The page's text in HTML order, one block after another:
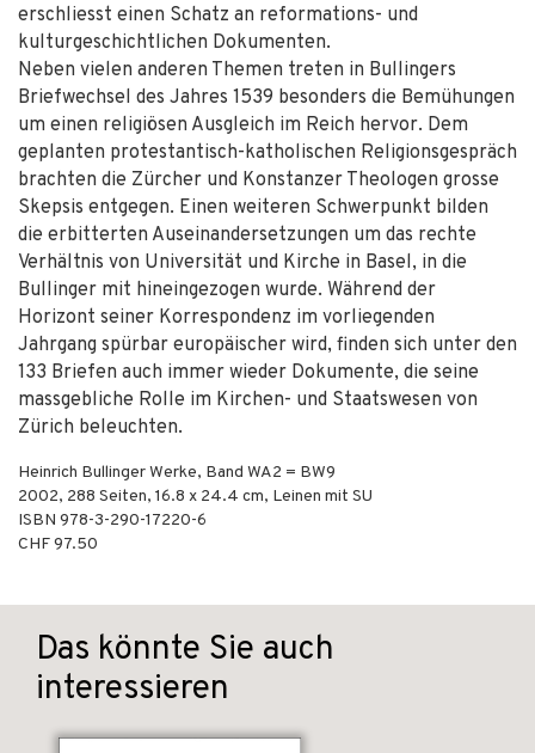
erschliesst einen Schatz an reformations- und
kulturgeschichtlichen Dokumenten.
Neben vielen anderen Themen treten in Bullingers
Briefwechsel des Jahres 1539 besonders die Bemühungen
um einen religiösen Ausgleich im Reich hervor. Dem
geplanten protestantisch-katholischen Religionsgespräch
brachten die Zürcher und Konstanzer Theologen grosse
Skepsis entgegen. Einen weiteren Schwerpunkt bilden
die erbitterten Auseinandersetzungen um das rechte
Verhältnis von Universität und Kirche in Basel, in die
Bullinger mit hineingezogen wurde. Während der
Horizont seiner Korrespondenz im vorliegenden
Jahrgang spürbar europäischer wird, finden sich unter den
133 Briefen auch immer wieder Dokumente, die seine
massgebliche Rolle im Kirchen- und Staatswesen von
Zürich beleuchten.
Heinrich Bullinger Werke, Band WA2 = BW9
2002, 288 Seiten, 16.8 x 24.4 cm, Leinen mit SU
ISBN 978-3-290-17220-6
CHF 97.50
Das könnte Sie auch
interessieren